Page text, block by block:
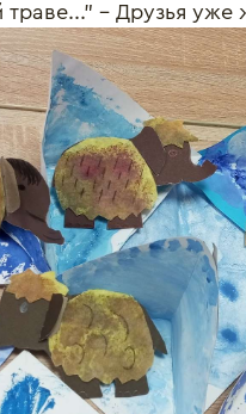
- Друзья уже